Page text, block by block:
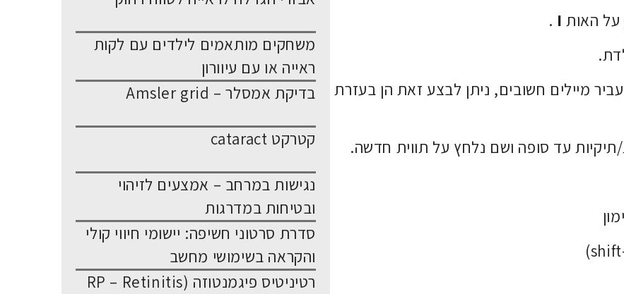
על האות I
.
מיילים חשובים, ניתן לבצע זאת הן בעזרת
תיקיות עד סופה ושם נלחץ על תווית חדשה.
משחקים מותאמים לילדים עם לקות
ראייה או עם עיוורון
בדיקת אמסלר – Amsler grid
קטרקט cataract
נגישות במרחב – אמצעים לזיהוי
ובטיחות במדרגות
סדרת סרטוני חשיפה: יישומי חיווי קולי
והקראה בשימושי מחשב
רטיניטיס פיגמנטוזה (RP – Retinitis